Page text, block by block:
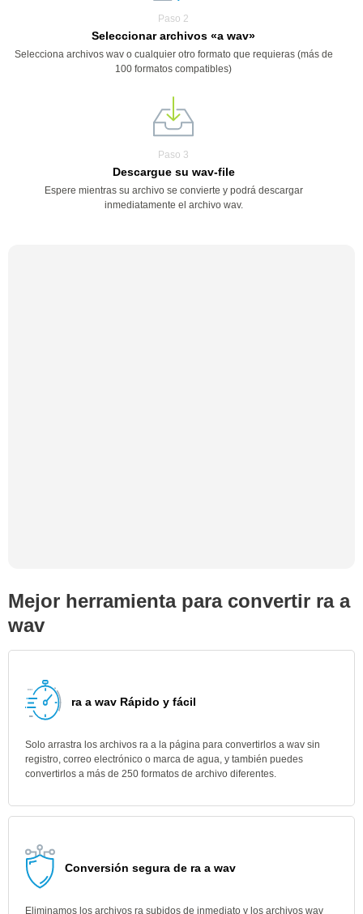
Paso 2
Seleccionar archivos «a wav»
Selecciona archivos wav o cualquier otro formato que requieras (más de
100 formatos compatibles)
Paso 3
Descargue su wav-file
Espere mientras su archivo se convierte y podrá descargar
inmediatamente el archivo wav.
Mejor herramienta para convertir ra a
wav
ra a wav Rápido y fácil
Solo arrastra los archivos ra a la página para convertirlos a wav sin
registro, correo electrónico o marca de agua, y también puedes
convertirlos a más de 250 formatos de archivo diferentes.
Conversión segura de ra a wav
Eliminamos los archivos ra subidos de inmediato y los archivos wav